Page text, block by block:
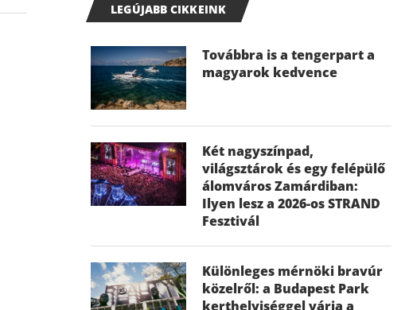
LEGÚJABB CIKKEINK
Továbbra is a tengerpart a
magyarok kedvence
Két nagyszínpad,
világsztárok és egy felépülő
álomváros Zamárdiban:
Ilyen lesz a 2026-os STRAND
Fesztivál
Különleges mérnöki bravúr
közelről: a Budapest Park
kerthelyiséggel várja a